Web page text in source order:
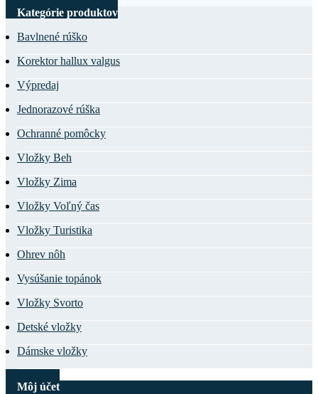
Kategórie produktov
Bavlnené rúško
Korektor hallux valgus
Výpredaj
Jednorazové rúška
Ochranné pomôcky
Vložky Beh
Vložky Zima
Vložky Voľný čas
Vložky Turistika
Ohrev nôh
Vysúšanie topánok
Vložky Svorto
Detské vložky
Dámske vložky
Môj účet